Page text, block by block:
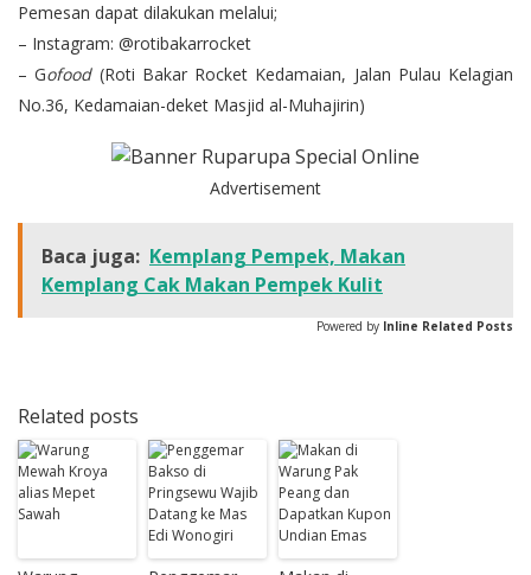
Pemesan dapat dilakukan melalui;
– Instagram: @rotibakarrocket
– Gofood(Roti Bakar Rocket Kedamaian, Jalan Pulau Kelagian
No.36, Kedamaian-deket Masjid al-Muhajirin)
Advertisement
Baca juga: Kemplang Pempek, Makan
Kemplang Cak Makan Pempek Kulit
Powered by Inline Related Posts
Related posts